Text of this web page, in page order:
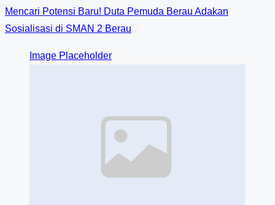
Mencari Potensi Baru! Duta Pemuda Berau Adakan
Sosialisasi di SMAN 2 Berau
Image Placeholder